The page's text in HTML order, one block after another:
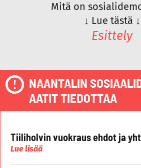
Mitä on
↓ Lue tästä ↓
Esittely
NAANTALIN
AATIT TIEDOTTAA
Tiiliholvin vuokraus ehdot ja
Lue lisää